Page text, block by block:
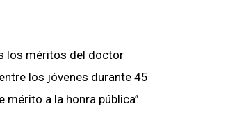
los méritos del doctor
los jóvenes durante 45
a la honra pública”.